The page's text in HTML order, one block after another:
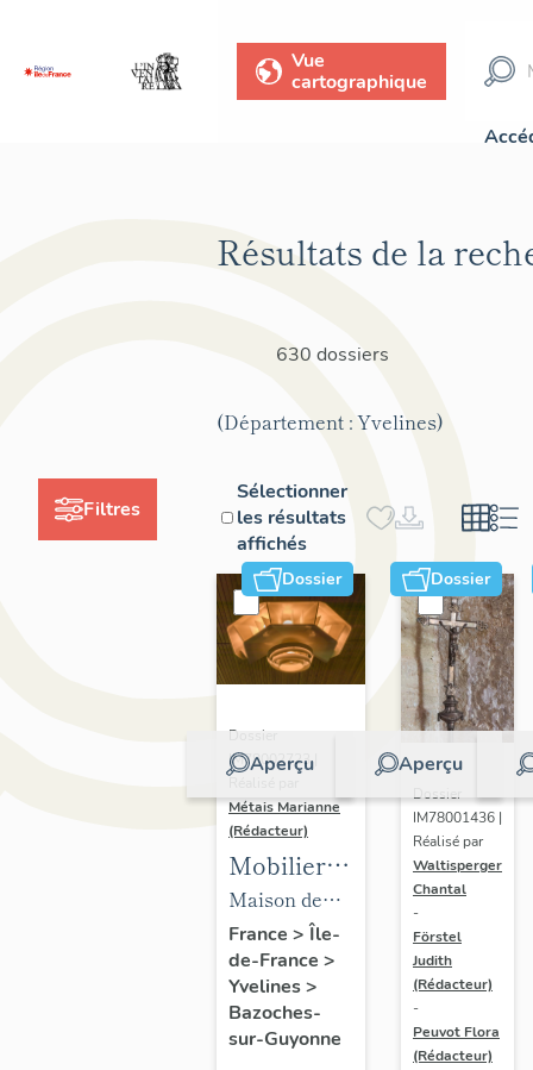
Vue
cartographique
Filtres
Résultats de la
630 dossiers
(Département : Yvelines)
Sélectionner
les résultats
affichés
Dossier
Aperçu
Dossier
IM78002723 |
Métais Marianne
(Rédacteur)
Mobilier
de la
maison
Louis
Carré
Maison de
villégiature
dite maison
Louis Carré
France > Île-
de-France >
Yvelines>
Bazoches-
sur-Guyonne
Dossier
Aperçu
Dossier
IM78001436 |
Réalisé par
Waltisperger
Chantal
-
Förstel
Judith
(Rédacteur)
-
Peuvot Flora
(Rédacteur)